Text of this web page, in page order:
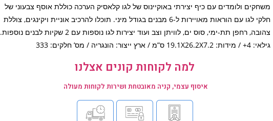
משחקים ולומדים עם כיף יצירתי באוקיינוס של לגו קלאסיק הערכה כוללת אוסף צבעוני של
חלקי לגו עם הוראות מאויירות ל-6 מבנים בגודל מיני. תוכלו להרכיב אוניית ויקינגים, צוללת
צהובה, רחפן תת-ימי, סוס ים, לוויתן וצב ועוד יצירות לגו נוספות עם 2 שקיות לבנים נוספות.
גילאי: 4+ / מידות: 19.1X26.2X7.2 ס”מ / ארץ ייצור: הונגריה / מס’ חלקים: 333
למה לקוחות קונים אצלנו
איסוף עצמי, קניה מאובטחת ושירות לקוחות מעולה